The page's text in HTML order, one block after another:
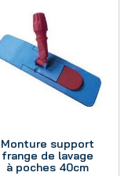
Monture support
frange de lavage
à poches 40cm